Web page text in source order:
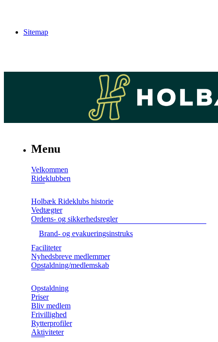
Sitemap
Menu
Velkommen
Rideklubben
Holbæk Rideklubs historie
Vedtægter
Ordens- og sikkerhedsregler
Brand- og evakueringsinstruks
Faciliteter
Nyhedsbreve medlemmer
Opstaldning/medlemskab
Opstaldning
Priser
Bliv medlem
Frivillighed
Rytterprofiler
Aktiviteter